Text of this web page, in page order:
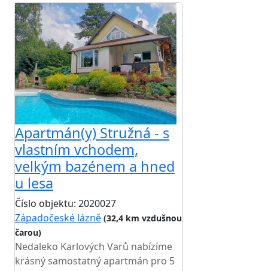
Apartmán(y) Stružná - s
vlastním vchodem,
velkým bazénem a hned
u lesa
Číslo objektu: 2020027
Západočeské lázně (32,4 km vzdušnou
čarou)
Nedaleko Karlových Varů nabízíme
krásný samostatný apartmán pro 5